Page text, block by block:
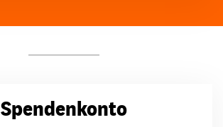
Spendenkonto